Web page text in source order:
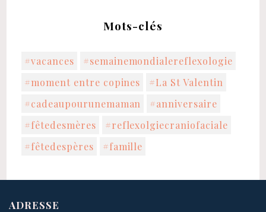
Mots-clés
#vacances
#semainemondialereflexologie
#moment entre copines
#La St Valentin
#cadeaupourunemaman
#anniversaire
#fêtedesmères
#reflexolgiecraniofaciale
#fêtedespères
#famille
ADRESSE